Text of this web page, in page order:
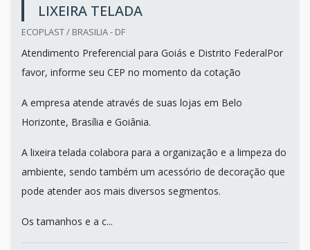
LIXEIRA TELADA
ECOPLAST / BRASILIA - DF
Atendimento Preferencial para Goiás e Distrito FederalPor
favor, informe seu CEP no momento da cotação
A empresa atende através de suas lojas em Belo
Horizonte, Brasília e Goiânia.
A lixeira telada colabora para a organização e a limpeza do
ambiente, sendo também um acessório de decoração que
pode atender aos mais diversos segmentos.
Os tamanhos e a c...